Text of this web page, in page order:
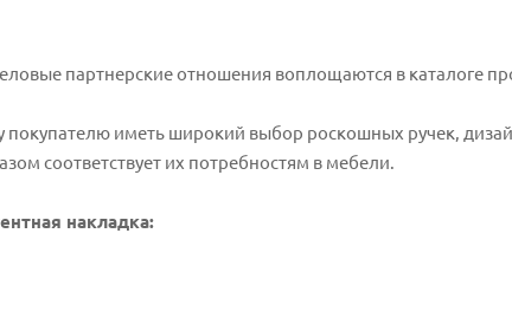
партнерские отношения воплощаются в каталоге
иметь широкий выбор роскошных ручек,
соответствует их потребностям в мебели.
накладка: